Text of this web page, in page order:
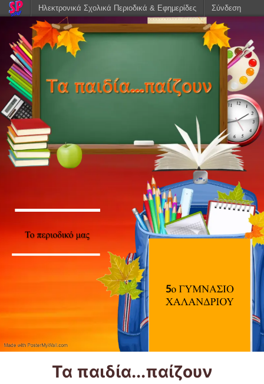
Τα παιδία...παίζουν
Ηλεκτρονικά Σχολικά Περιοδικά & Εφημερίδες Σύνδεση